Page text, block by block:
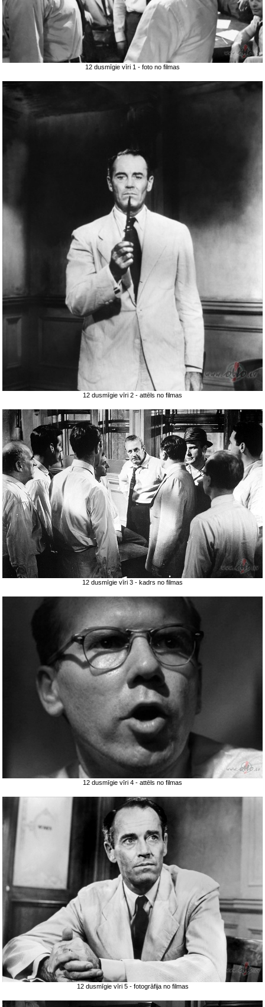
12 dusmīgie vīri 1 - foto no filmas
12 dusmīgie vīri 2 - attēls no filmas
12 dusmīgie vīri 3 - kadrs no filmas
12 dusmīgie vīri 4 - attēls no filmas
12 dusmīgie vīri 5 - fotogrāfija no filmas